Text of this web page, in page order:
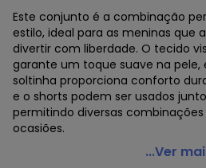
Este conjunto é a combinação
estilo, ideal para as meninas que
divertir com liberdade. O tecido
garante um toque suave na
soltinha proporciona conforto
e o shorts podem ser usados
permitindo diversas
ocasiões.
Carinhoso - Conjunto Regata e
...Ver